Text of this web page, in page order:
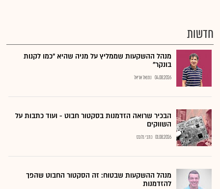
חדשות
מנהל ההשקעות שממליץ על מניה שהיא "כמו לקנות
בונקר"
04.08.2026 נתנאל אריאל
הבכיר שרואה הזדמנות בסקטור חבוט - ועוד כתבות על
השווקים
01.08.2026 כתבי גלובס
מנהל ההשקעות שבטוח: זה הסקטור החבוט שהפך
להזדמנות